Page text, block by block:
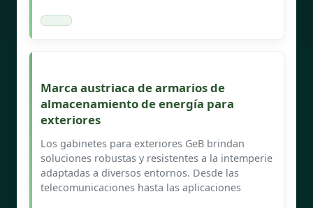
Marca austriaca de armarios de
almacenamiento de energía para
exteriores
Los gabinetes para exteriores GeB brindan
soluciones robustas y resistentes a la intemperie
adaptadas a diversos entornos. Desde las
telecomunicaciones hasta las aplicaciones